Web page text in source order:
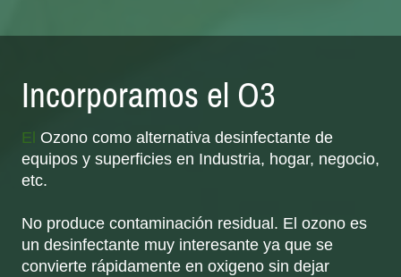
Incorporamos el O3
El Ozono como alternativa desinfectante de
equipos y superficies en Industria, hogar, negocio,
etc.
No produce contaminación residual. El ozono es
un desinfectante muy interesante ya que se
convierte rápidamente en oxigeno sin dejar